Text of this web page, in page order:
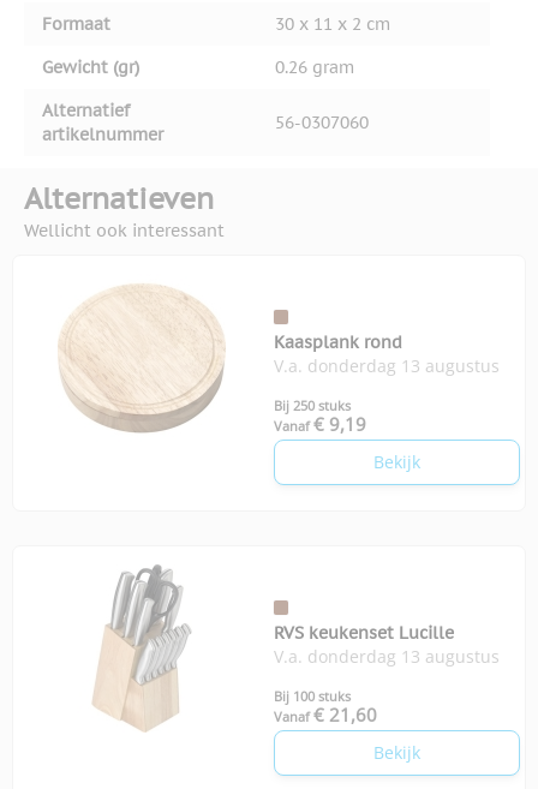
Formaat
30 x 11 x 2 cm
Gewicht (gr)
0.26 gram
Alternatief
artikelnummer
56-0307060
Alternatieven
Wellicht ook interessant
Kaasplank rond
V.a. donderdag 13 augustus
Bij 250 stuks
Vanaf € 9,19
Bekijk
RVS keukenset Lucille
V.a. donderdag 13 augustus
Bij 100 stuks
Vanaf € 21,60
Bekijk